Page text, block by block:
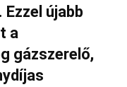
újabb
a
gázszerelő,